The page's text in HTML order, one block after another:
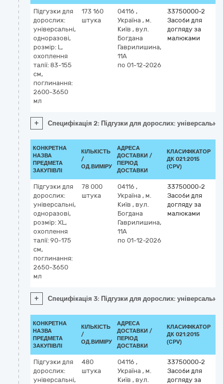
Підгузки для
дорослих:
універсальні,
одноразові,
розмір: L,
охоплення
талії: 83-155
см,
поглинання:
2600-3650
мл
173 160
штука
04116 ,
Україна , м.
Київ , вул.
Богдана
Гаврилишина,
11А
по 01-12-2026
33750000-2
Засоби для
догляду за
малюками
+ Специфікація 2: Підгузки для дорослих:
КОНКРЕТНА
НАЗВА
ПРЕДМЕТА
ЗАКУПІВЛІ
КІЛЬКІСТЬ
/
ОД.ВИМІРУ
АДРЕСА
ДОСТАВКИ /
ПЕРІОД
ДОСТАВКИ
КЛАСИФІКАТОР
ДК 021:2015
(CPV)
Підгузки для
дорослих:
універсальні,
одноразові,
розмір: XL,
охоплення
талії: 90-175
см,
поглинання:
2650-3650
мл
78 000
штука
04116 ,
Україна , м.
Київ , вул.
Богдана
Гаврилишина,
11А
по 01-12-2026
33750000-2
Засоби для
догляду за
малюками
+ Специфікація 3: Підгузки для дорослих:
КОНКРЕТНА
НАЗВА
ПРЕДМЕТА
ЗАКУПІВЛІ
КІЛЬКІСТЬ
/
ОД.ВИМІРУ
АДРЕСА
ДОСТАВКИ /
ПЕРІОД
ДОСТАВКИ
КЛАСИФІКАТОР
ДК 021:2015
(CPV)
Підгузки для
дорослих:
універсальні,
480
штука
04116 ,
Україна , м.
Київ , вул.
33750000-2
Засоби для
догляду за